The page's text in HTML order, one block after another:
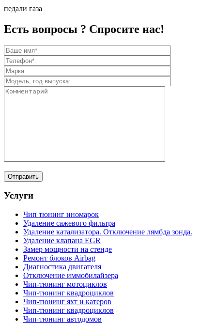
педали газа
Есть вопросы ? Спросите нас!
Услуги
Чип тюнинг иномарок
Удаление сажевого фильтра
Удаление катализатора. Отключение лямбда зонда.
Удаление клапана EGR
Замер мощности на стенде
Ремонт блоков Airbag
Диагностика двигателя
Отключение иммобилайзера
Чип-тюнинг мотоциклов
Чип-тюнинг квадроциклов
Чип-тюнинг яхт и катеров
Чип-тюнинг квадроциклов
Чип-тюнинг автодомов